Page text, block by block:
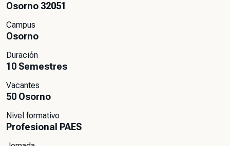
Osorno 32051
Campus
Osorno
Duración
10 Semestres
Vacantes
50 Osorno
Nivel formativo
Profesional PAES